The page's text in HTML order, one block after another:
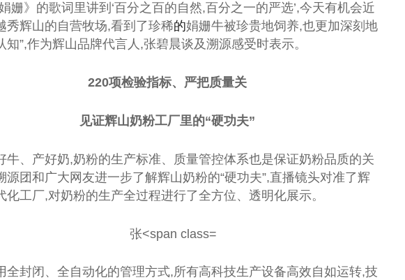
姗》的歌词里讲到‘百分之百的自然,百分之一的严选’,今天有机会近
秀辉山的自营牧场,看到了珍稀的娟姗牛被珍贵地饲养,也更加深刻地
知”,作为辉山品牌代言人,张碧晨谈及溯源感受时表示。
220项检验指标、严把质量关
见证辉山奶粉工厂里的“硬功夫”
牛、产好奶,奶粉的生产标准、质量管控体系也是保证奶粉品质的关
源团和广大网友进一步了解辉山奶粉的“硬功夫”,直播镜头对准了辉
化工厂,对奶粉的生产全过程进行了全方位、透明化展示。
全封闭、全自动化的管理方式,所有高科技生产设备高效自如运转,技